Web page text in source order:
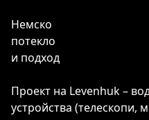
Немско
потекло
и подход
Проект на Levenhuk –
устройства (телескопи,